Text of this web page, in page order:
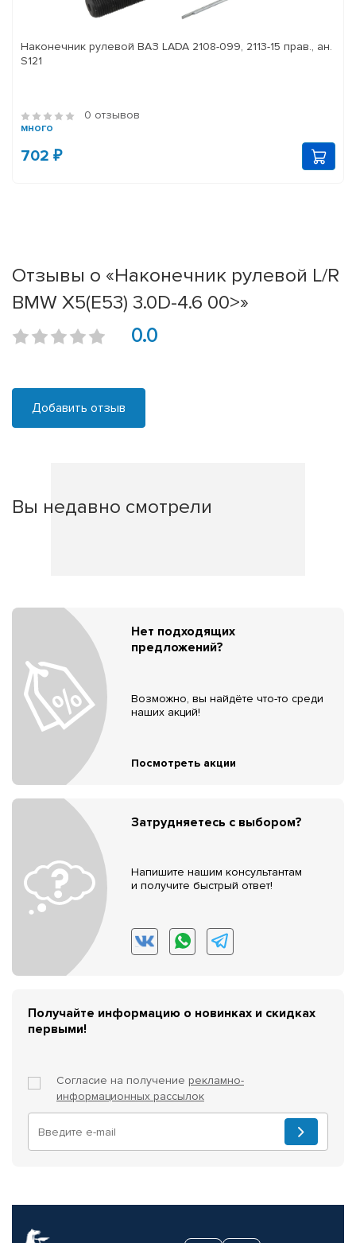
Наконечник рулевой ВАЗ LADA 2108-099, 2113-15 прав., ан.
S121
0 отзывов
много
702 ₽
Отзывы о «Наконечник рулевой L/R
BMW X5(E53) 3.0D-4.6 00>»
0.0
Добавить отзыв
Вы недавно смотрели
Нет подходящих
предложений?
Возможно, вы найдёте что-то среди
наших акций!
Посмотреть акции
Затрудняетесь с выбором?
Напишите нашим консультантам
и получите быстрый ответ!
Получайте информацию о новинках и скидках
первыми!
Согласие на получение рекламно-
информационных рассылок